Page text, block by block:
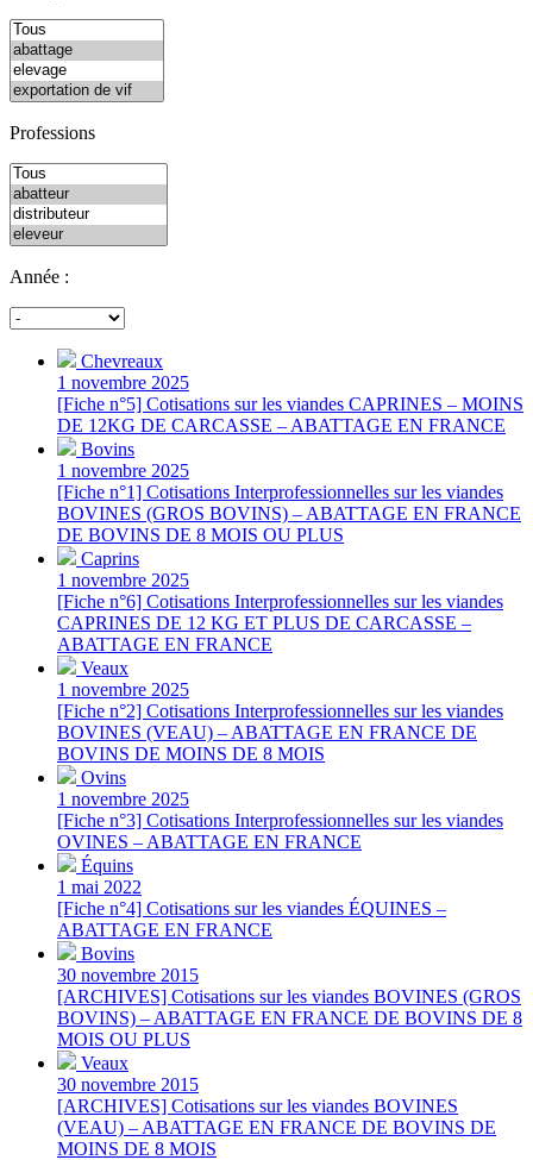
Professions
Année :
Chevreaux
1 novembre 2025
[Fiche n°5] Cotisations sur les viandes CAPRINES – MOINS
DE 12KG DE CARCASSE – ABATTAGE EN FRANCE
Bovins
1 novembre 2025
[Fiche n°1] Cotisations Interprofessionnelles sur les viandes
BOVINES (GROS BOVINS) – ABATTAGE EN FRANCE
DE BOVINS DE 8 MOIS OU PLUS
Caprins
1 novembre 2025
[Fiche n°6] Cotisations Interprofessionnelles sur les viandes
CAPRINES DE 12 KG ET PLUS DE CARCASSE –
ABATTAGE EN FRANCE
Veaux
1 novembre 2025
[Fiche n°2] Cotisations Interprofessionnelles sur les viandes
BOVINES (VEAU) – ABATTAGE EN FRANCE DE
BOVINS DE MOINS DE 8 MOIS
Ovins
1 novembre 2025
[Fiche n°3] Cotisations Interprofessionnelles sur les viandes
OVINES – ABATTAGE EN FRANCE
Équins
1 mai 2022
[Fiche n°4] Cotisations sur les viandes ÉQUINES –
ABATTAGE EN FRANCE
Bovins
30 novembre 2015
[ARCHIVES] Cotisations sur les viandes BOVINES (GROS
BOVINS) – ABATTAGE EN FRANCE DE BOVINS DE 8
MOIS OU PLUS
Veaux
30 novembre 2015
[ARCHIVES] Cotisations sur les viandes BOVINES
(VEAU) – ABATTAGE EN FRANCE DE BOVINS DE
MOINS DE 8 MOIS